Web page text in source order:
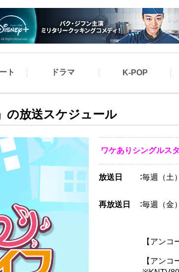
ト ドラマ K-POP
の放送スケジュール
ワケありシングルス
放送日 毎週（土
再放送日 毎週（金
【アン
【アン